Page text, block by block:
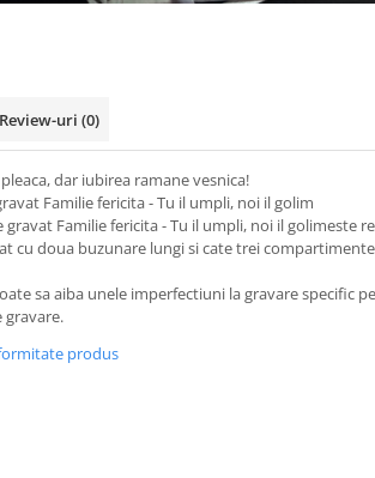
Review-uri (0)
dar iubirea ramane vesnica!
Familie fericita - Tu il umpli, noi il golim
gravat Familie fericita - Tu il umpli, noi il golimeste
cu doua buzunare lungi si cate trei
sa aiba unele imperfectiuni la gravare specific
gravare.
produs